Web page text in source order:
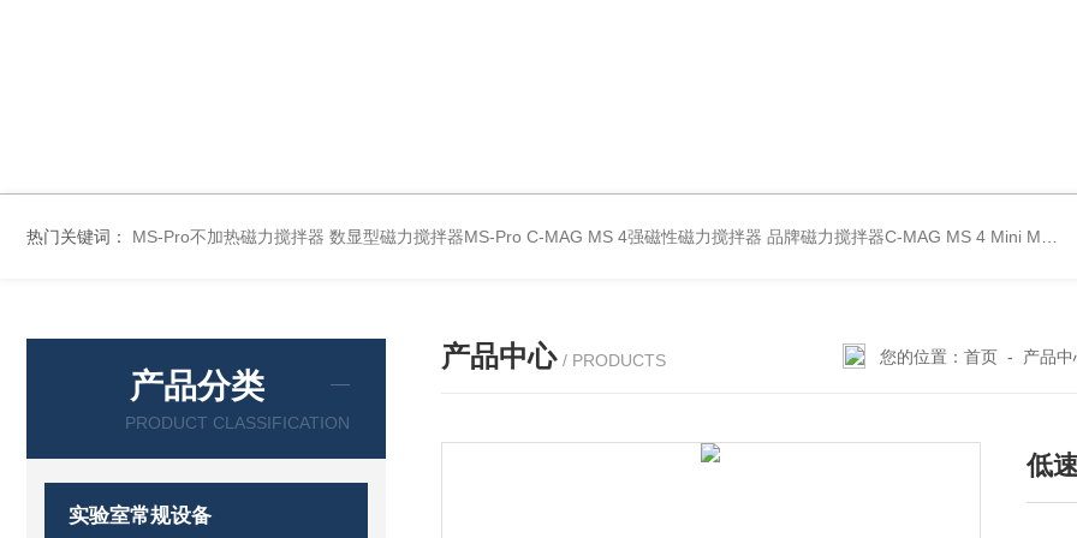
热门关键词： MS-Pro不加热磁力搅拌器 数显型磁力搅拌器MS-Pro C-MAG MS 4强磁性磁力搅拌器 品牌磁力搅拌器C-MAG MS 4 Mini MR standard IKA磁力搅拌器
产品分类
PRODUCT CLASSIFICATION
实验室常规设备
产品中心 / PRODUCTS 您的位置： 首页- 产品中
低